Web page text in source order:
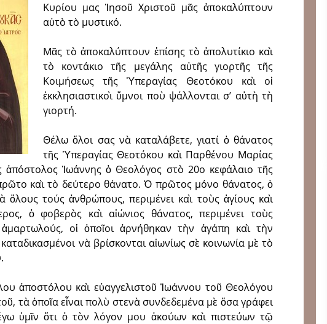
Κυρίου μας Ἰησοῦ Χριστοῦ μᾶς ἀποκαλύπτουν
αὐτὸ τὸ μυστικό.
Μᾶς τὸ ἀποκαλύπτουν ἐπίσης τὸ ἀπολυτίκιο καὶ
τὸ κοντάκιο τῆς μεγάλης αὐτῆς γιορτῆς τῆς
Κοιμήσεως τῆς Ὑπεραγίας Θεοτόκου καὶ οἱ
ἐκκλησιαστικοὶ ὕμνοι ποὺ ψάλλονται σ’ αὐτὴ τὴ
γιορτή.
Θέλω ὅλοι σας νὰ καταλάβετε, γιατί ὁ θάνατος
τῆς Ὑπεραγίας Θεοτόκου καὶ Παρθένου Μαρίας
ἀπόστολος Ἰωάννης ὁ Θεολόγος στὸ 20ο κεφάλαιο τῆς
καὶ τὸ δεύτερο θάνατο. Ὁ πρῶτος μόνο θάνατος, ὁ
ὅλους τούς ἀνθρώπους, περιμένει καὶ τοὺς ἁγίους καὶ
ὁ φοβερὸς καὶ αἰώνιος θάνατος, περιμένει τοὺς
οἱ ὁποῖοι ἀρνήθηκαν τὴν ἀγάπη καὶ τὴν
νὰ βρίσκονται αἰωνίως σὲ κοινωνία μὲ τὸ
ἀποστόλου καὶ εὐαγγελιστοῦ Ἰωάννου τοῦ Θεολόγου
τὰ ὁποῖα εἶναι πολὺ στενὰ συνδεδεμένα μὲ ὅσα γράφει
ὑμῖν ὅτι ὁ τὸν λόγον μου ἀκούων καὶ πιστεύων τῷ